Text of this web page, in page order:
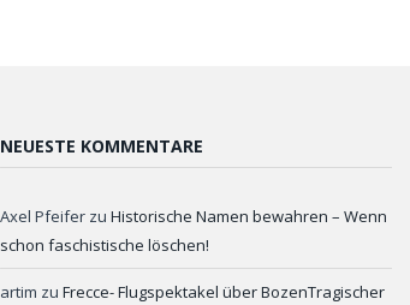
NEUESTE KOMMENTARE
Axel Pfeifer zu Historische Namen bewahren – Wenn
schon faschistische löschen!
artim zu Frecce- Flugspektakel über BozenTragischer